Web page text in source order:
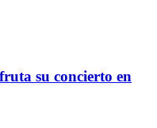
su concierto en